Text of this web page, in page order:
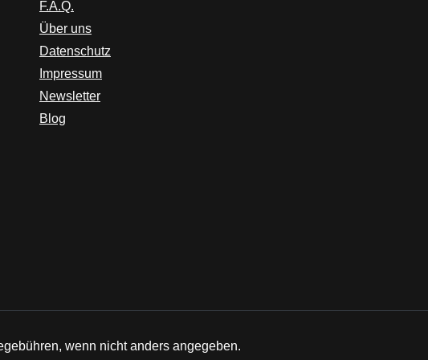
F.A.Q.
Über uns
Datenschutz
Impressum
Newsletter
Blog
wenn nicht anders angegeben.